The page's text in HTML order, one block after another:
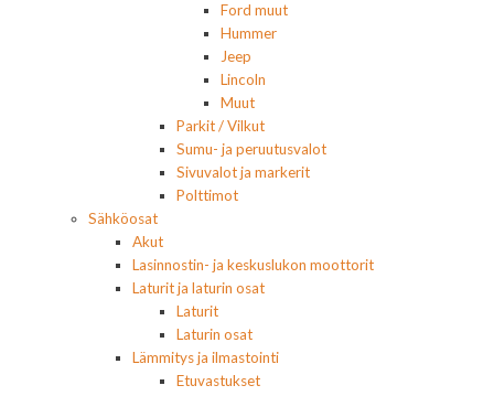
Ford muut
Hummer
Jeep
Lincoln
Muut
Parkit / Vilkut
Sumu- ja peruutusvalot
Sivuvalot ja markerit
Polttimot
Sähköosat
Akut
Lasinnostin- ja keskuslukon moottorit
Laturit ja laturin osat
Laturit
Laturin osat
Lämmitys ja ilmastointi
Etuvastukset